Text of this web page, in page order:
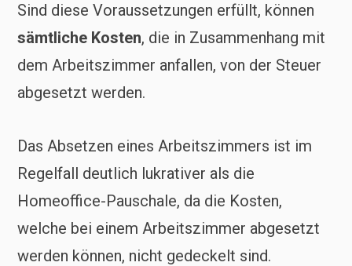
Sind diese Voraussetzungen erfüllt, können
sämtliche Kosten, die in Zusammenhang mit
dem Arbeitszimmer anfallen, von der Steuer
abgesetzt werden.
Das Absetzen eines Arbeitszimmers ist im
Regelfall deutlich lukrativer als die
Homeoffice-Pauschale, da die Kosten,
welche bei einem Arbeitszimmer abgesetzt
werden können, nicht gedeckelt sind.